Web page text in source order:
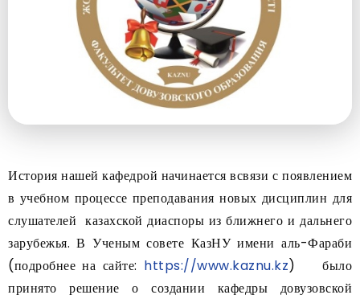
История нашей кафедрой начинается всвязи с появлением
в учебном процессе преподавания новых дисциплин для
слушателей казахской диаспоры из ближнего и дальнего
зарубежья. В Ученым совете КазНУ имени аль-Фараби
(подробнее на сайте: https://www.kaznu.kz) было
принято решение о создании кафедры довузовской